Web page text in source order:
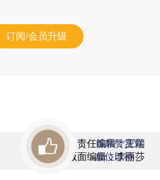
订阅/会员升级
责任编辑：王端
版面编辑：李丽莎
首席赞赏官
虚位以待